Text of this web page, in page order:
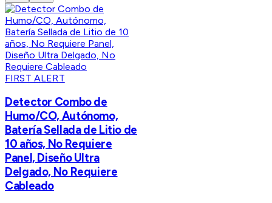
FIRST ALERT
Detector Combo de
Humo/CO, Autónomo,
Batería Sellada de Litio de
10 años, No Requiere
Panel, Diseño Ultra
Delgado, No Requiere
Cableado